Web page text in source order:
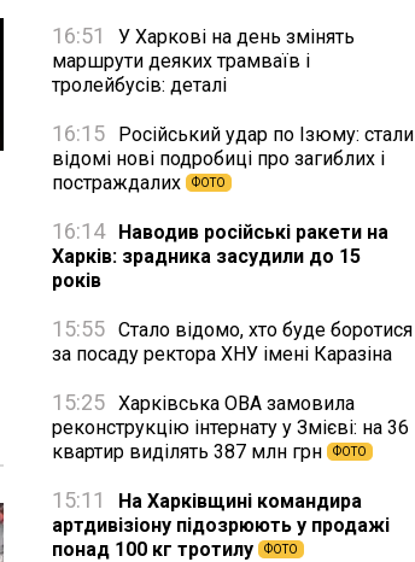
16:51
У Харкові на день змінять
маршрути деяких трамваїв і
тролейбусів: деталі
16:15
Російський удар по Ізюму: стали
відомі нові подробиці про загиблих і
постраждалих
ФОТО
16:14
Наводив російські ракети на
Харків: зрадника засудили до 15
років
15:55 Стало відомо, хто буде боротися
за посаду ректора ХНУ імені Каразіна
15:25 Харківська ОВА замовила
реконструкцію інтернату у Змієві: на 36
квартир виділять 387 млн грн
ФОТО
15:11
На Харківщині командира
артдивізіону підозрюють у продажі
понад 100 кг тротилу
ФОТО